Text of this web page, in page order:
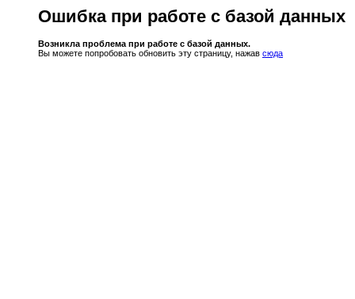
Ошибка при работе с базой данных
Возникла проблема при работе с базой данных.
Вы можете попробовать обновить эту страницу, нажав сюда